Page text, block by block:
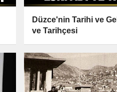
Düzce'nin Tarihi ve
ve Tarihçesi